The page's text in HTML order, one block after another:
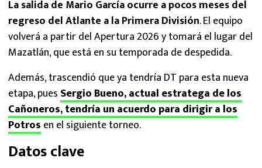
La salida de Mario García ocurre a pocos meses del
regreso del Atlante a la Primera División. El equipo
volverá a partir del Apertura 2026 y tomará el lugar del
Mazatlán, que está en su temporada de despedida.
Además, trascendió que ya tendría DT para esta nueva
etapa, pues Sergio Bueno, actual estratega de los
Cañoneros, tendría un acuerdo para dirigir a los
Potros en el siguiente torneo.
Datos clave